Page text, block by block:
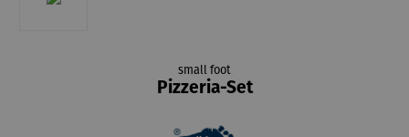
small foot
Pizzeria-Set